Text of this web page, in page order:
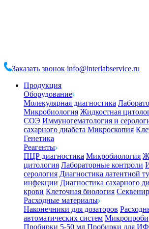
Заказать звонок info@interlabservice.ru
Продукция
Оборудование
Молекулярная диагностика
Микробиология Жидкостная
СОЭ Иммуногематология и
сахарного диабета Микроскопия
Генетика
Реагенты
ПЦР диагностика Микробиология
цитология Лабораторные контроли
серология Диагностика латентной
инфекции Диагностика сахарного
крови Клеточная биология
Расходные материалы
Наконечники для дозаторов
автоматических систем
Пробирки 5-50 мл Пробирки для